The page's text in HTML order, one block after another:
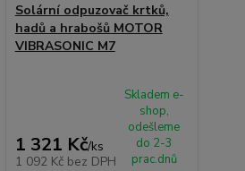
Solární odpuzovač krtků,
hadů a hrabošů MOTOR
VIBRASONIC M7
1 321 Kč/ks
1 092 Kč bez DPH
Skladem e-
shop,
odešleme
do 2-3
prac.dnů